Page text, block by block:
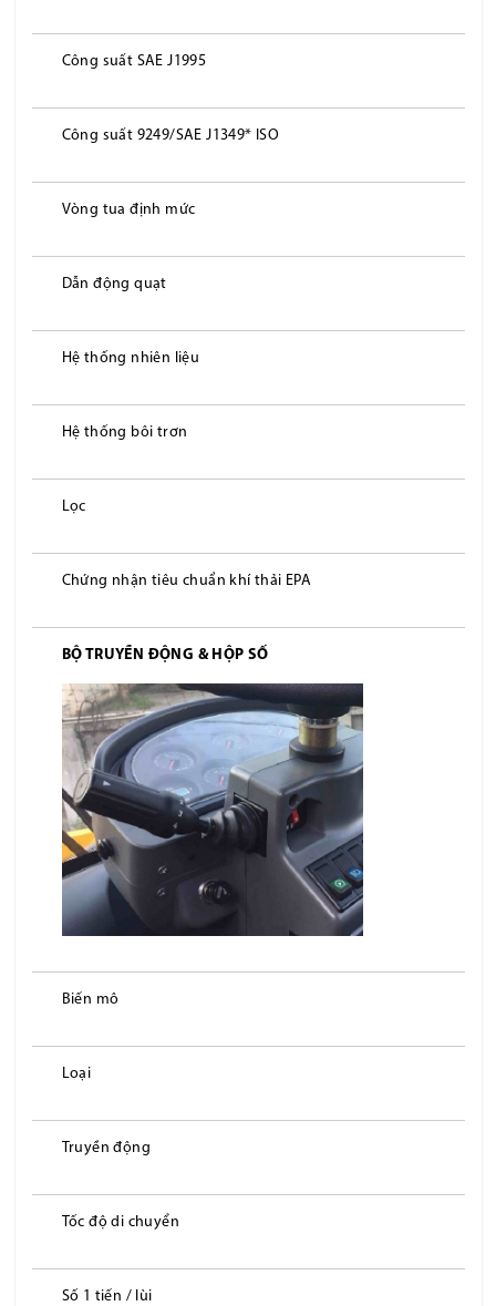
Công suất SAE J1995
Công suất 9249/SAE J1349* ISO
Vòng tua định mức
Dẫn động quạt
Hệ thống nhiên liệu
Hệ thống bôi trơn
Lọc
Chứng nhận tiêu chuẩn khí thải EPA
BỘ TRUYỀN ĐỘNG & HỘP SỐ
Biến mô
Loại
Truyền động
Tốc độ di chuyển
Số 1 tiến / lùi